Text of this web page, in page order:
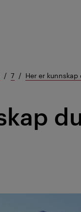
7 Her er